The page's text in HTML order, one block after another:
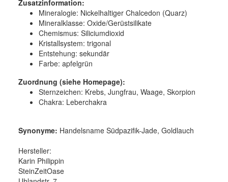
Zusatzinformation:
Mineralogie: Nickelhaltiger Chalcedon (Quarz)
Mineralklasse: Oxide/Gerüstsilikate
Chemismus: Siliciumdioxid
Kristallsystem: trigonal
Entstehung: sekundär
Farbe: apfelgrün
Zuordnung (siehe Homepage):
Sternzeichen: Krebs, Jungfrau, Waage, Skorpion
Chakra: Leberchakra
Synonyme: Handelsname Südpazifik-Jade, Goldlauch
Hersteller:
Karin Philippin
SteinZeitOase